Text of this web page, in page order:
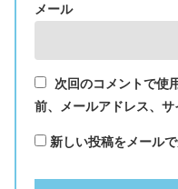
メール
次回のコメントで使
前、メールアドレス、サ
新しい投稿をメール